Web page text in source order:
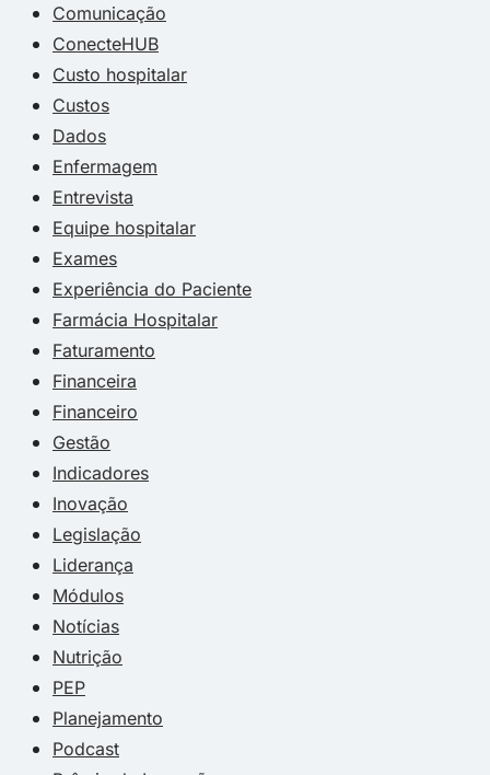
Comunicação
ConecteHUB
Custo hospitalar
Custos
Dados
Enfermagem
Entrevista
Equipe hospitalar
Exames
Experiência do Paciente
Farmácia Hospitalar
Faturamento
Financeira
Financeiro
Gestão
Indicadores
Inovação
Legislação
Liderança
Módulos
Notícias
Nutrição
PEP
Planejamento
Podcast